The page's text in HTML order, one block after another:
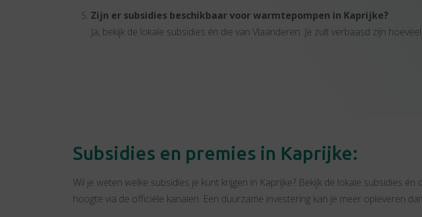
Zijn er subsidies beschikbaar voor warmtepompen in Kaprijke?
Ja, bekijk de lokale subsidies én die van Vlaanderen. Je zult verbaasd zijn
Subsidies en premies in Kaprijke:
Wil je weten welke subsidies je kunt krijgen in Kaprijke? Bekijk de lokale subsidies
hoogte via de officiële kanalen. Een duurzame investering kan je meer opleveren